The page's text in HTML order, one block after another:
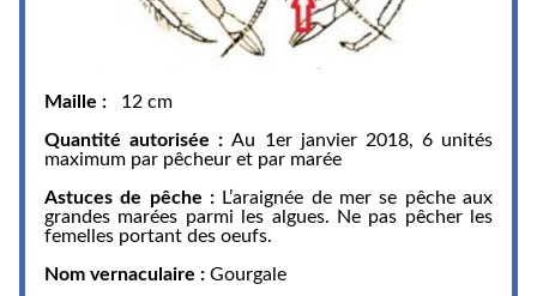
Maille :
12 cm
Quantité autorisée :Au 1er janvier 2018, 6 unités
maximum par pêcheur et par marée
Astuces de pêche : L’araignée de mer se pêche aux
grandes marées parmi les algues. Ne pas pêcher les
femelles portant des oeufs.
Nom vernaculaire : Gourgale